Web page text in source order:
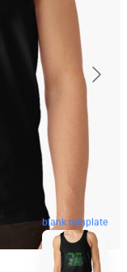
blank template